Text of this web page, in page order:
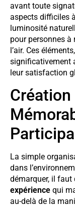
avant toute
aspects difficiles
luminosité
pour personnes à
l’air. Ces
significativement
leur satisfaction
Création
La simple
dans
démarquer, il faut
expérience qui
au-delà de la